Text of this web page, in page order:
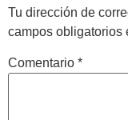
Tu dirección de
campos obligatorios
Comentario *